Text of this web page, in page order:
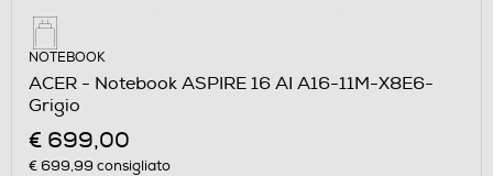
NOTEBOOK
ACER - Notebook ASPIRE 16 AI A16-11M-X8E6-
Grigio
€ 699,00
€ 699,99 consigliato